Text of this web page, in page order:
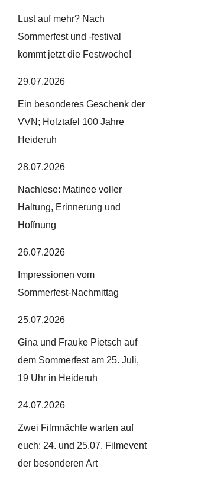
Lust auf mehr? Nach
Sommerfest und -festival
kommt jetzt die Festwoche!
29.07.2026
Ein besonderes Geschenk der
VVN; Holztafel 100 Jahre
Heideruh
28.07.2026
Nachlese: Matinee voller
Haltung, Erinnerung und
Hoffnung
26.07.2026
Impressionen vom
Sommerfest-Nachmittag
25.07.2026
Gina und Frauke Pietsch auf
dem Sommerfest am 25. Juli,
19 Uhr in Heideruh
24.07.2026
Zwei Filmnächte warten auf
euch: 24. und 25.07. Filmevent
der besonderen Art